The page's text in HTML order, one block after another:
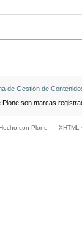
de Gestión de
son marcas
con Plone XHTML